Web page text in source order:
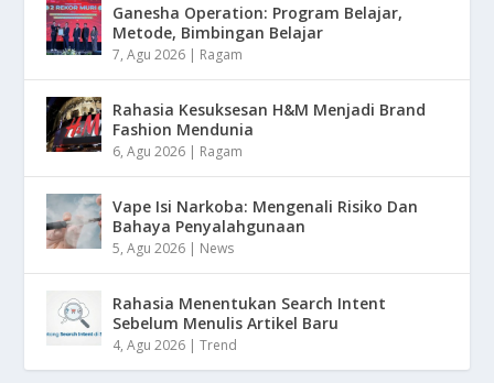
Ganesha Operation: Program Belajar,
Metode, Bimbingan Belajar
7, Agu 2026 | Ragam
Rahasia Kesuksesan H&M Menjadi Brand
Fashion Mendunia
6, Agu 2026 | Ragam
Vape Isi Narkoba: Mengenali Risiko Dan
Bahaya Penyalahgunaan
5, Agu 2026 | News
Rahasia Menentukan Search Intent
Sebelum Menulis Artikel Baru
4, Agu 2026 |Trend